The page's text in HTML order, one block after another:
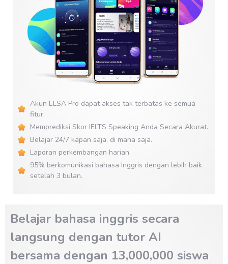
Akun ELSA Pro dapat akses tak terbatas ke semua
fitur.
Memprediksi Skor IELTS Speaking Anda Secara Akurat.
Belajar 24/7 kapan saja, di mana saja.
Laporan perkembangan harian.
95% berkomunikasi bahasa Inggris dengan lebih baik
setelah 3 bulan.
Belajar bahasa inggris secara
langsung dengan tutor AI
bersama dengan 13,000,000 siswa